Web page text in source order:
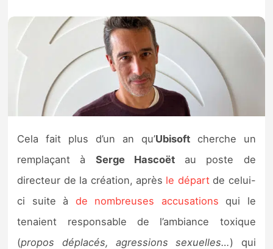
Chiffres de ventes
Rumeurs
Nintendo Direct
Tests et previews
Tests de jeux
Tests d’accessoires
Autres tests
Previews
Cela fait plus d’un an qu’Ubisoftcherche un
remplaçant à Serge Hascoëtau poste de
directeur de la création, après le départde celui-
ci suite à de nombreuses accusations qui le
tenaient responsable de l’ambiance toxique
(propos déplacés, agressions sexuelles…) qui